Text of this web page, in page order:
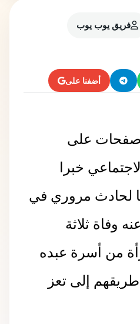
فريق يوب يوب
أضفنا على
على
خبرا
لحادث مروري في
وفاة ثلاثة
من أسرة عبده
إلى تعز